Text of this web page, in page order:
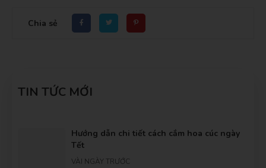
Chia sẻ
TIN TỨC MỚI
Hướng dẫn chi tiết cách cắm hoa cúc ngày
Tết
VÀI NGÀY TRƯỚC